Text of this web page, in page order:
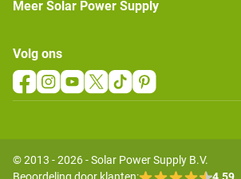
Meer Solar Power Supply
Volg ons
© 2013 - 2026 - Solar Power Supply B.V.